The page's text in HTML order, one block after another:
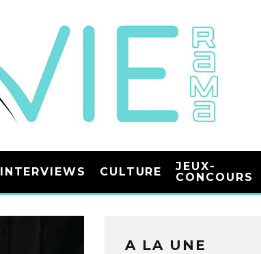
INTERVIEWS CULTURE
JEUX-
CONCOURS
A LA UNE